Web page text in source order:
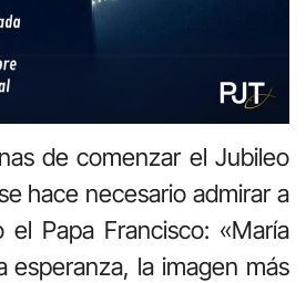
de comenzar el Jubileo
hace necesario admirar a
el Papa Francisco: «María
esperanza, la imagen más